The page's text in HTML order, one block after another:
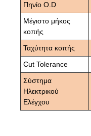
Πηνίο O.D
Μέγιστο μήκος
κοπής
Ταχύτητα κοπής
Cut Tolerance
Σύστημα
Ηλεκτρικού
Ελέγχου